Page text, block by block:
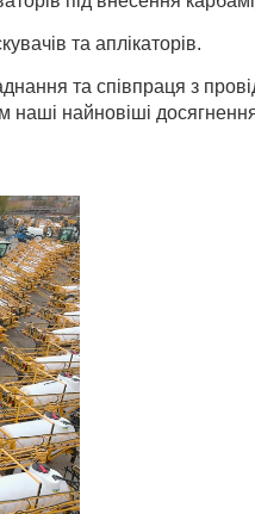
та аплікаторів.
та спiвпраця з
нашi найновiшi
Ваш